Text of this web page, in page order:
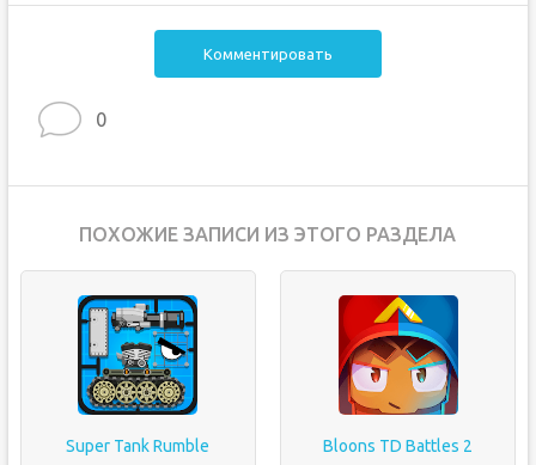
Комментировать
0
ПОХОЖИЕ ЗАПИСИ ИЗ ЭТОГО РАЗДЕЛА
Super Tank Rumble Bloons TD Battles 2